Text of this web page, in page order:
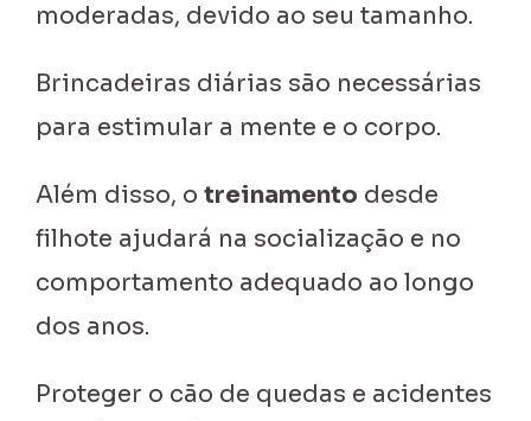
moderadas, devido ao seu tamanho.
Brincadeiras diárias são necessárias
para estimular a mente e o corpo.
Além disso, o treinamento desde
filhote ajudará na socialização e no
comportamento adequado ao longo
dos anos.
Proteger o cão de quedas e acidentes